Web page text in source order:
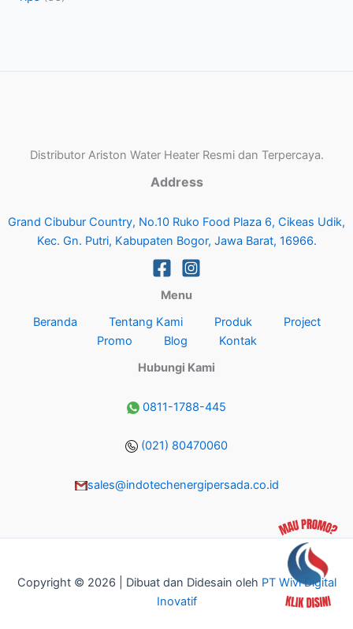
Distributor Ariston Water Heater Resmi dan Terpercaya.
Address
Grand Cibubur Country, No.10 Ruko Food Plaza 6, Cikeas Udik,
Kec. Gn. Putri, Kabupaten Bogor, Jawa Barat, 16966.
Menu
Beranda
Tentang Kami Produk
Project
Promo
Blog
Kontak
Hubungi Kami
0811-1788-445
(021) 80470060
sales@indotechenergipersada.co.id
Copyright © 2026 | Dibuat dan Didesain oleh PT Wivi Digital
Inovatif